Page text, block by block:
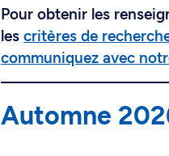
Pour obtenir les
les critères de
communiquez avec
Automne